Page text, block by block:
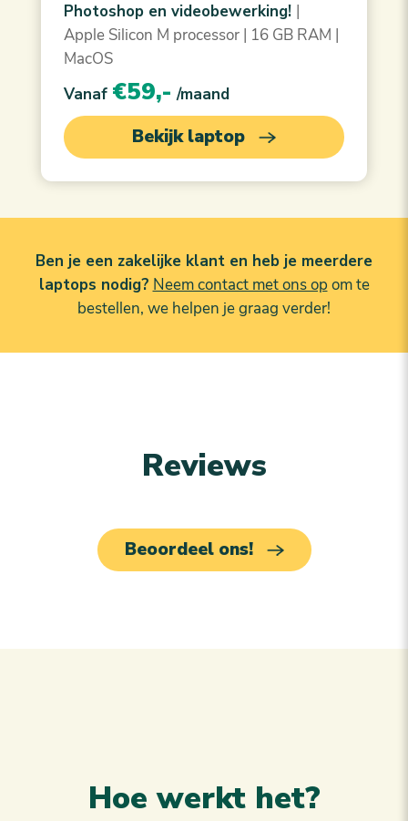
Photoshop en videobewerking! |
Apple Silicon M processor | 16 GB RAM |
MacOS
Vanaf €59,- /maand
Bekijk laptop
Ben je een zakelijke klant en heb je meerdere
laptops nodig? Neem contact met ons op om te
bestellen, we helpen je graag verder!
Reviews
Beoordeel ons!
Hoe werkt het?